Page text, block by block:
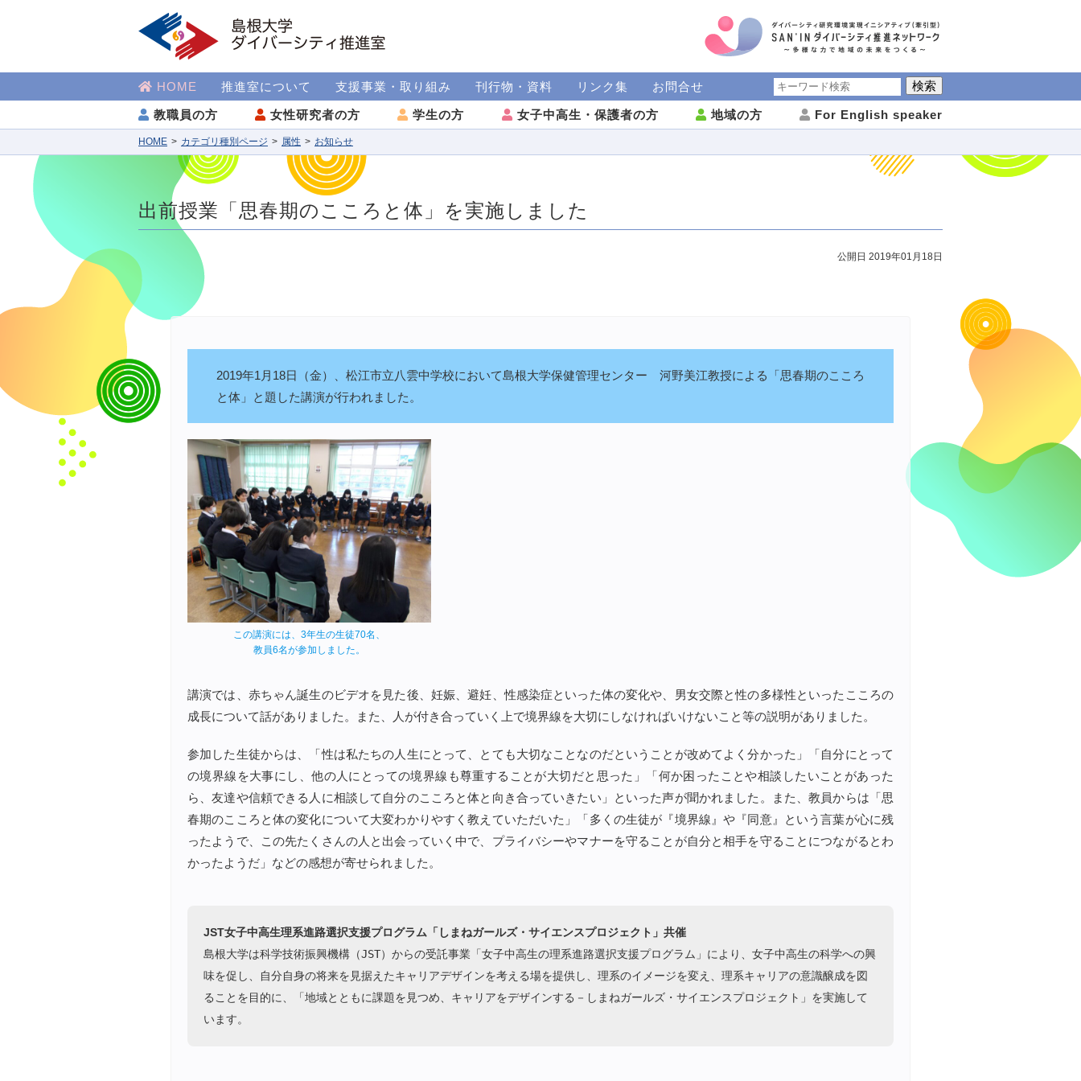
HOME 推進室について 支援事業・取り組み 刊行物・資料 リンク集 お問合せ
教職員の方 女性研究者の方 学生の方 女子中高生・保護者の方 地域の方 For English speaker
HOME カテゴリ種別ページ 属性 お知らせ
出前授業「思春期のこころと体」を実施しました
公開日 2019年01月18日
2019年1月18日（金）、松江市立八雲中学校において島根大学保健管理センター 河野美江教授による「思春期のこころ
と体」と題した講演が行われました。
この講演には、3年生の生徒70名、
教員6名が参加しました。
講演では、赤ちゃん誕生のビデオを見た後、妊娠、避妊、性感染症といった体の変化や、男女交際と性の多様性といったこころの
成長について話がありました。また、人が付き合っていく上で境界線を大切にしなければいけないこと等の説明がありました。
参加した生徒からは、「性は私たちの人生にとって、とても大切なことなのだということが改めてよく分かった」「自分にとって
の境界線を大事にし、他の人にとっての境界線も尊重することが大切だと思った」「何か困ったことや相談したいことがあった
ら、友達や信頼できる人に相談して自分のこころと体と向き合っていきたい」といった声が聞かれました。また、教員からは「思
春期のこころと体の変化について大変わかりやすく教えていただいた」「多くの生徒が『境界線』や『同意』という言葉が心に残
ったようで、この先たくさんの人と出会っていく中で、プライバシーやマナーを守ることが自分と相手を守ることにつながるとわ
かったようだ」などの感想が寄せられました。
JST女子中高生理系進路選択支援プログラム「しまねガールズ・サイエンスプロジェクト」共催
島根大学は科学技術振興機構（JST）からの受託事業「女子中高生の理系進路選択支援プログラム」により、女子中高生の科学への興
味を促し、自分自身の将来を見据えたキャリアデザインを考える場を提供し、理系のイメージを変え、理系キャリアの意識醸成を図
ることを目的に、「地域とともに課題を見つめ、キャリアをデザインする－しまねガールズ・サイエンスプロジェクト」を実施して
います。